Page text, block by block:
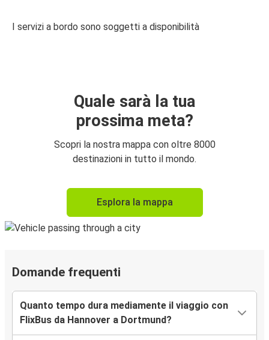
I servizi a bordo sono soggetti a disponibilità
Quale sarà la tua
prossima meta?
Scopri la nostra mappa con oltre 8000
destinazioni in tutto il mondo.
Esplora la mappa
Domande frequenti
Quanto tempo dura mediamente il viaggio con
FlixBus da Hannover a Dortmund?